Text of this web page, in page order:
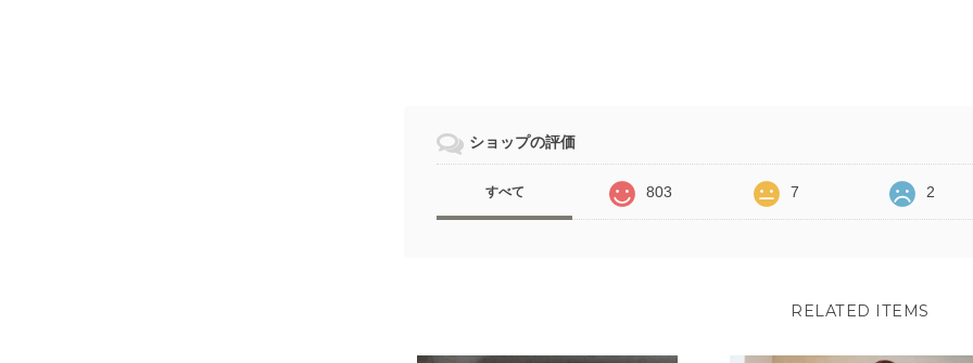
ショップの評価
すべて 803 7 2
RELATED ITEMS